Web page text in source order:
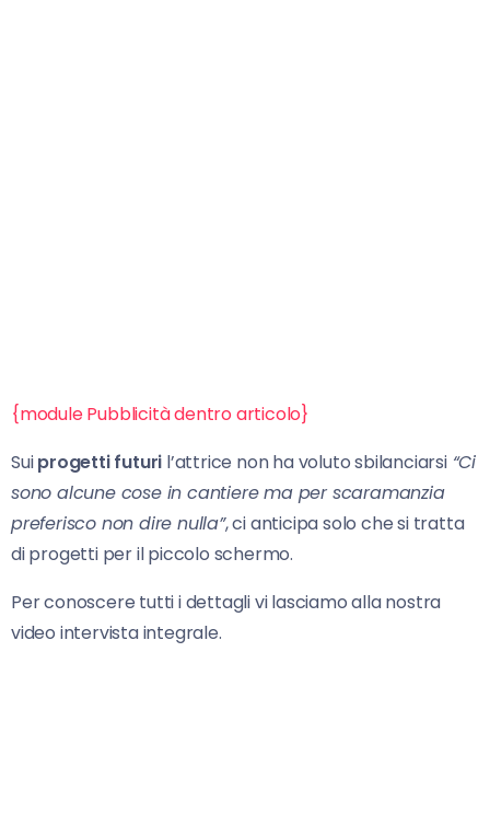
{module Pubblicità dentro articolo}
Suiprogetti futuri l’attrice non ha voluto sbilanciarsi“Ci
sono alcune cose in cantiere ma per scaramanzia
preferisco non dire nulla”, ci anticipa solo che si tratta
di progetti per il piccolo schermo.
Per conoscere tutti i dettagli vi lasciamo alla nostra
video intervista integrale.